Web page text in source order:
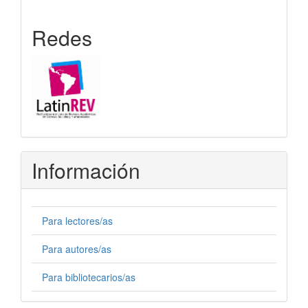
Redes
Información
Para lectores/as
Para autores/as
Para bibliotecarios/as